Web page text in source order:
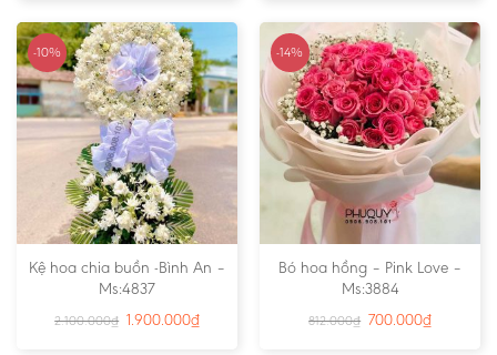
-10%
Kệ hoa chia buồn -Bình An –
Ms:4837
2.100.000₫ 1.900.000₫
-14%
Bó hoa hồng – Pink Love –
Ms:3884
812.000₫ 700.000₫